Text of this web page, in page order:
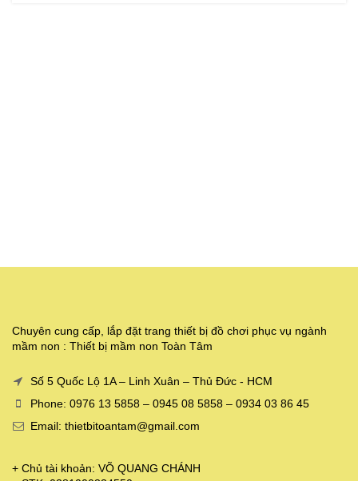
Chuyên cung cấp, lắp đặt trang thiết bị đồ chơi phục vụ ngành
mầm non : Thiết bị mầm non Toàn Tâm
Số 5 Quốc Lộ 1A – Linh Xuân – Thủ Đức - HCM
Phone: 0976 13 5858 – 0945 08 5858 – 0934 03 86 45
Email: thietbitoantam@gmail.com
+ Chủ tài khoản: VÕ QUANG CHÁNH